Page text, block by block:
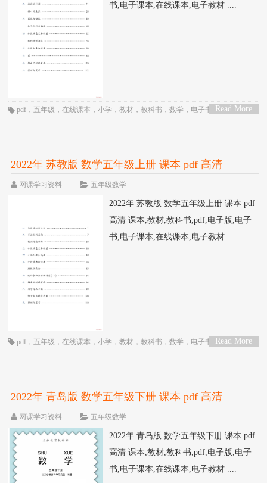
书,电子课本,在线课本,电子教材 ....
Read More
pdf ， 五年级 ，在线课本 ，小学 ，教材 ，教科书 ，数学 ， 电子书 ，电子教
2022年 苏教版 数学五年级上册 课本 pdf 高清
网课学习资料 五年级数学
2022年 苏教版 数学五年级上册 课本 pdf
高清 课本,教材,教科书,pdf,电子版,电子
书,电子课本,在线课本,电子教材 ....
Read More
pdf ， 五年级 ，在线课本 ，小学 ，教材 ，教科书 ，数学 ， 电子书 ，电子教
2022年 青岛版 数学五年级下册 课本 pdf 高清
网课学习资料 五年级数学
2022年 青岛版 数学五年级下册 课本 pdf
高清 课本,教材,教科书,pdf,电子版,电子
书,电子课本,在线课本,电子教材 ....